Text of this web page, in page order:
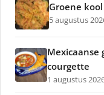
Groene
5 augustus
Mexicaanse
courgette
1 augustus